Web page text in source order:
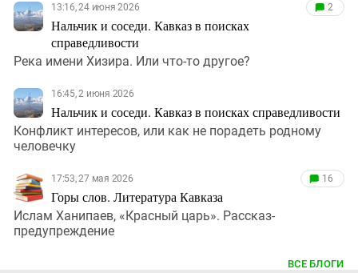
13:16, 24 июня 2026
Нальчик и соседи. Кавказ в поисках
справедливости
2
Река имени Хизира. Или что-то другое?
16:45, 2 июня 2026
Нальчик и соседи. Кавказ в поисках справедливости
Конфликт интересов, или как не порадеть родному
человечку
17:53, 27 мая 2026
Горы слов. Литература Кавказа
16
Ислам Ханипаев, «Красный царь». Рассказ-
предупреждение
ВСЕ БЛОГИ